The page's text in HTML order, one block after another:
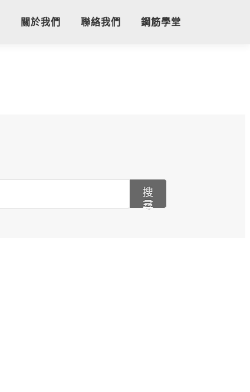
關於我們 聯絡我們 鋼筋學堂
搜
尋